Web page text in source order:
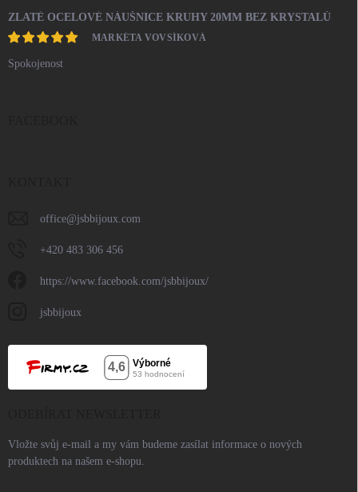
ZLATÉ OCELOVÉ NÁUŠNICE KRUHY 20MM BEZ KRYSTALŮ
MARKÉTA VOVSÍKOVÁ
Spokojenost
office@jsbbijoux.com
+420 483 306 456
https://www.facebook.com/jsbbijoux/
jsbbijoux
Vložte svůj e-mail a my vám budeme zasílat informace o nových
produktech na našem e-shopu.